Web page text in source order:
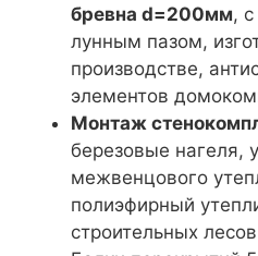
бревна d=200мм,
лунным пазом,
производстве,
элементов
Монтаж
березовые нагеля,
межвенцового
полиэфирный
строительных лесов